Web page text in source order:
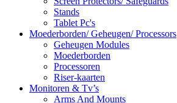
Stands
Tablet Pc's
Moederborden/ Geheugen/ Processors
Geheugen Modules
Moederborden
Processoren
Riser-kaarten
Monitoren & Tv’s
Arms And Mounts